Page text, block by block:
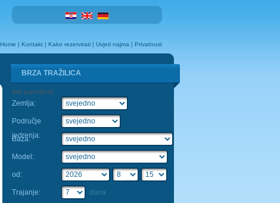
Home | Kontakt | Kako rezervirati | Uvjeti najma | Privatnost
BRZA TRAŽILICA
Brzi pretraživač
Zemlja:
Područje
jedrenja:
Baza:
Model:
od:
Trajanje: dana
Fleksibilnost: